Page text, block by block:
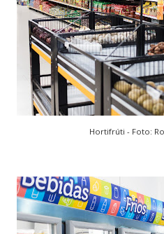
Hortifrúti - Foto: